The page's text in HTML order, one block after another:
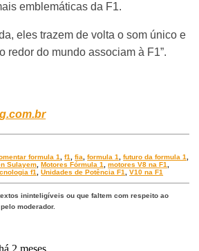
emblemáticas da F1.
eles trazem de volta o som único e
redor do mundo associam à F1”.
formula 1,f1,fia,formula 1,futuro da formula 1,
Sulayem, Motores Fórmula 1,motores V8 na F1,
f1,Unidades de Potência F1,V10 na F1
ininteligíveis ou que faltem com respeito ao
moderador.